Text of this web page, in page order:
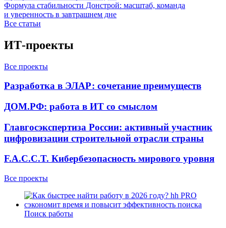
Формула стабильности Донстрой: масштаб, команда
и уверенность в завтрашнем дне
Все статьи
ИТ-проекты
Все проекты
Разработка в ЭЛАР: сочетание преимуществ
ДОМ.РФ: работа в ИТ со смыслом
Главгосэкспертиза России: активный участник
цифровизации строительной отрасли страны
F.A.C.C.T. Кибербезопасность мирового уровня
Все проекты
Поиск работы